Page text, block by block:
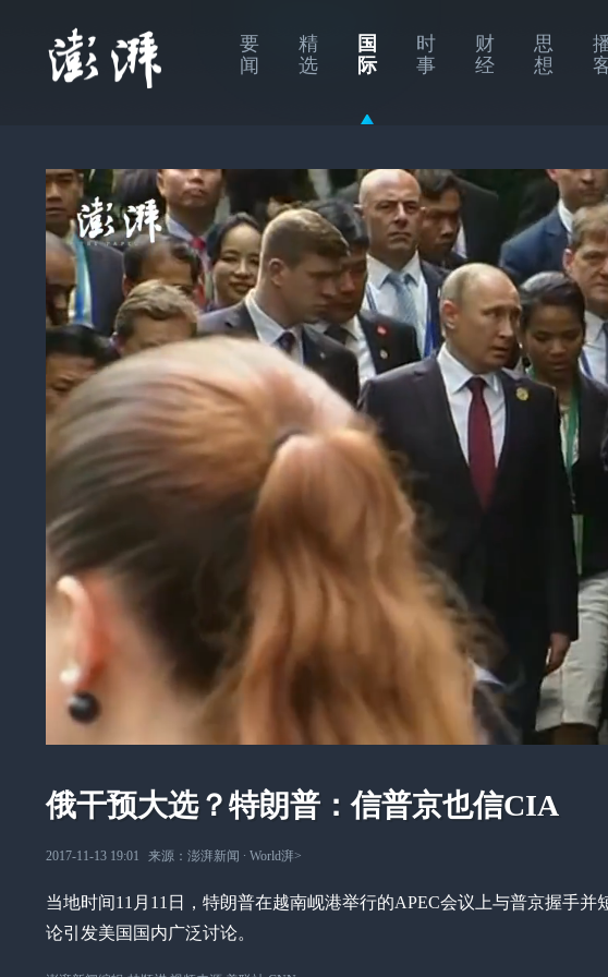
要
闻
精
选
国
际
时
事
财
经
思
想
俄干预大选？特朗普：信普京也信CIA
2017-11-13 19:01 来源： 澎湃新闻 ∙ World湃>
当地时间11月11日，特朗普在越南岘港举行的APEC会议上与普京握手
论引发美国国内广泛讨论。